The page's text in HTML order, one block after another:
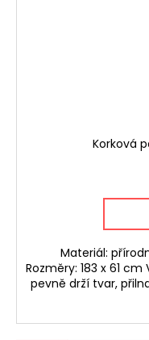
Korková
Materiál:
Rozměry: 183 x 61
pevně drží tvar,